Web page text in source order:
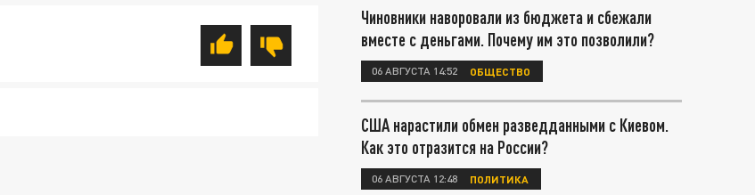
Чиновники наворовали из бюджета и сбежали
вместе с деньгами. Почему им это позволили?
06 АВГУСТА 14:52 ОБЩЕСТВО
США нарастили обмен разведданными с Киевом.
Как это отразится на России?
06 АВГУСТА 12:48 ПОЛИТИКА